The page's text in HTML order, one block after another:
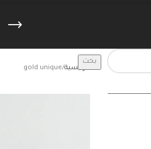
بحث
الرئيسية gold unique